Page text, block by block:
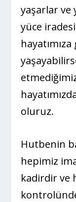
yaşarlar ve
yüce
oluruz.
Hutbenin
hepimiz
kadirdir ve